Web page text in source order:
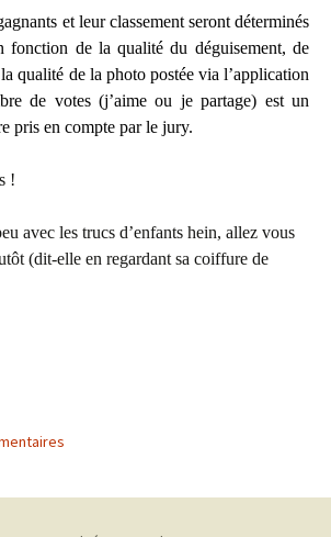
et leur classement seront déterminés
de la qualité du déguisement, de
qualité de la photo postée via l’application
de votes (j’aime ou je partage) est un
pris en compte par le jury.
!
avec les trucs d’enfants hein, allez vous
(dit-elle en regardant sa coiffure de